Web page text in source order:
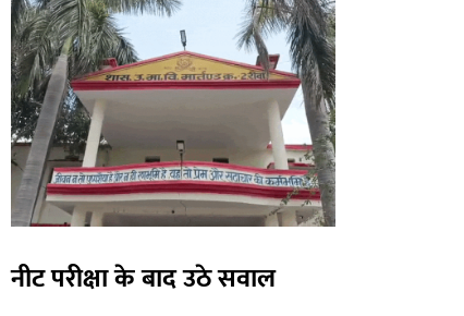
नीट परीक्षा के बाद उठे सवाल